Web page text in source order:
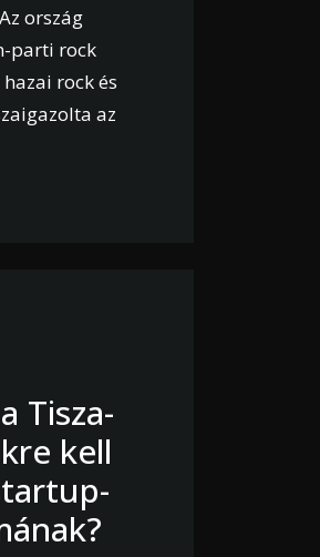
ország
parti rock
rock és
az
Tisza-
kell